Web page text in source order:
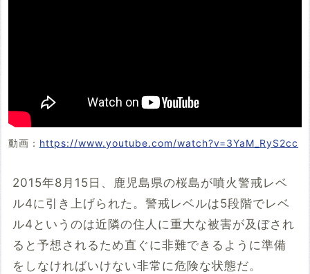
動画： https://www.youtube.com/watch?v=3YaM_RyS2cc
2015年8月15日、鹿児島県の桜島が噴火警戒レベ
ル4に引き上げられた。警戒レベルは5段階でレベ
ル4というのは近隣の住人に重大な被害が及ぼされ
ると予想されるため直ぐに非難できるように準備
をしなければいけない非常に危険な状態だ。